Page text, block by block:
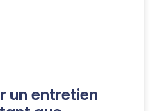
un entretien